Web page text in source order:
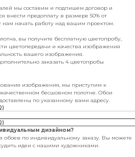
мы составим и подпишем договор и
внести предоплату в размере 50% от
нам начать работу над вашим проектом.
вы получите бесплатную цветопробу,
цветопередачи и качества изображения
вашего изображения.
заказать 4 цветопробы
изображения, мы приступим к
бесшовном полотне. Обои
по указанному вами адресу.
дизайном?
обоев по индивидуальному заказу. Вы можете
идеи с нашими художниками.